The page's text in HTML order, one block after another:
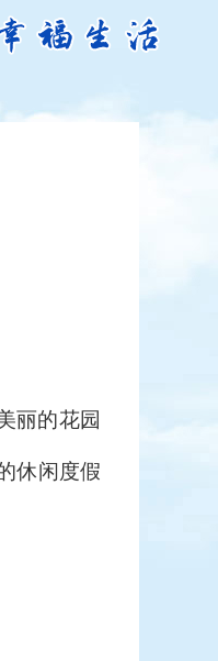
丽的花园
休闲度假